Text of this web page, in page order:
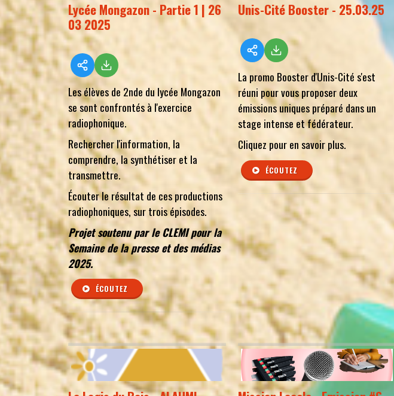
Lycée Mongazon - Partie 1 | 26
03 2025
Les élèves de 2nde du lycée Mongazon
se sont confrontés à l'exercice
radiophonique.
Rechercher l'information, la
comprendre, la synthétiser et la
transmettre.
Écouter le résultat de ces productions
radiophoniques, sur trois épisodes.
Projet soutenu par le CLEMI pour la
Semaine de la presse et des médias
2025.
ÉCOUTEZ
Unis-Cité Booster - 25.03.25
La promo Booster d'Unis-Cité s'est
réuni pour vous proposer deux
émissions uniques préparé dans un
stage intense et fédérateur.
Cliquez pour en savoir plus.
ÉCOUTEZ